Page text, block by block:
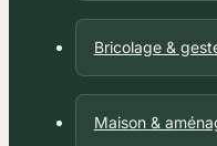
Bricolage &
Maison &